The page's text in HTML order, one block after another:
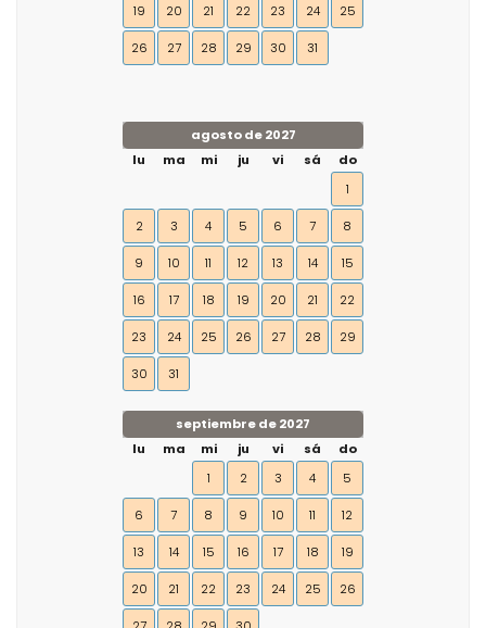
19 20 21 22 23 24 25
26 27 28 29 30 31
agosto de 2027
lu
ma mi ju vi sá
do
1
2 3 4 5 6 7 8
9 10 11 12 13 14 15
16 17 18 19 20 21 22
23 24 25 26 27 28 29
30 31
septiembre de 2027
lu
ma mi ju vi sá
do
1
2 3 4 5
6 7 8 9 10 11 12
13 14 15 16 17 18 19
20 21 22 23 24 25 26